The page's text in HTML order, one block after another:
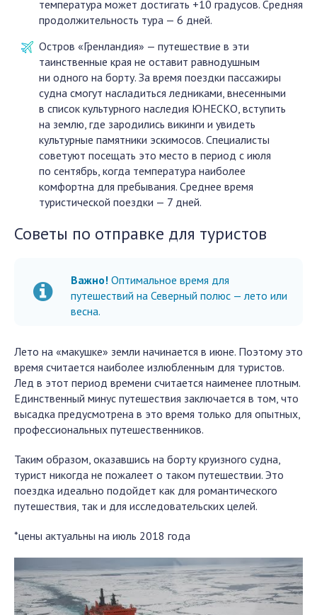
температура может достигать +10 градусов. Средняя
продолжительность тура — 6 дней.
Остров «Гренландия» — путешествие в эти
таинственные края не оставит равнодушным
ни одного на борту. За время поездки пассажиры
судна смогут насладиться ледниками, внесенными
в список культурного наследия ЮНЕСКО, вступить
на землю, где зародились викинги и увидеть
культурные памятники эскимосов. Специалисты
советуют посещать это место в период с июля
по сентябрь, когда температура наиболее
комфортна для пребывания. Среднее время
туристической поездки — 7 дней.
Советы по отправке для туристов
Важно! Оптимальное время для
путешествий на Северный полюс — лето или
весна.
Лето на «макушке» земли начинается в июне. Поэтому это
время считается наиболее излюбленным для туристов.
Лед в этот период времени считается наименее плотным.
Единственный минус путешествия заключается в том, что
высадка предусмотрена в это время только для опытных,
профессиональных путешественников.
Таким образом, оказавшись на борту круизного судна,
турист никогда не пожалеет о таком путешествии. Это
поездка идеально подойдет как для романтического
путешествия, так и для исследовательских целей.
*цены актуальны на июль 2018 года